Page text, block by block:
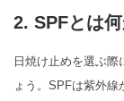
2. SPFとは
日焼け止めを選ぶ
ょう。SPFは紫外